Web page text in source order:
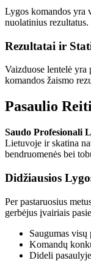
Lygos komandos yra
nuolatinius rezultatus.
Rezultatai ir
Vaizduose lentelė
komandos žaismo
Pasaulio
Saudo Profesionali
Lietuvoje ir skatina
bendruomenės bei
Didžiausios
Per pastaruosius
gerbėjus įvairiais
Saugumas
Komandų
Dideli